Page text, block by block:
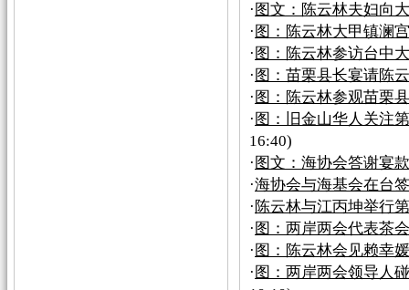
· 图文：陈云林夫妇向
· 图：陈云林大甲镇澜
· 图：陈云林参访台中
· 图：苗栗县长宴请陈
· 图：陈云林参观苗栗
· 图：旧金山华人关注
16:40)
· 图文：海协会答谢宴
·海协会与海基会在台
· 陈云林与江丙坤举行
· 图：两岸两会代表茶
· 图：陈云林会见赖幸媛
· 图：两岸两会领导人